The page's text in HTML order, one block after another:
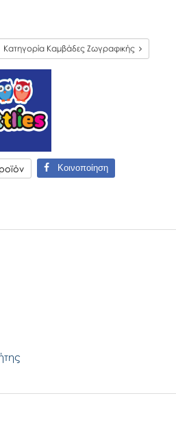
Κατηγορία Καμβάδες Ζωγραφικής
Κοινοποίηση